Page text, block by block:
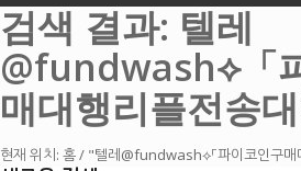
검색 결과: 텔레
@fundwash⟡「
매대행리플전송
현재 위치: 홈/ "텔레@fundwash⟡「파이코인구